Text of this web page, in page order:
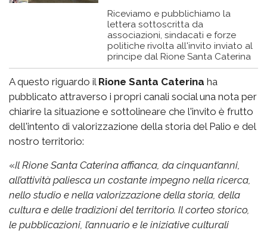
Riceviamo e pubblichiamo la
lettera sottoscritta da
associazioni, sindacati e forze
politiche rivolta all'invito inviato al
principe dal Rione Santa Caterina
A questo riguardo il Rione Santa Caterina ha
pubblicato attraverso i propri canali social una nota per
chiarire la situazione e sottolineare che l'invito è frutto
dell'intento di valorizzazione della storia del Palio e del
nostro territorio:
«Il Rione Santa Caterina affianca, da cinquant’anni,
all’attività paliesca un costante impegno nella ricerca,
nello studio e nella valorizzazione della storia, della
cultura e delle tradizioni del territorio. Il corteo storico,
le pubblicazioni, l’annuario e le iniziative culturali